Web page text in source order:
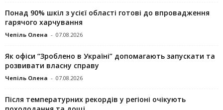
Понад 90% шкіл з усієї області готові до впровадження
гарячого харчування
Чепіль Олена - 07.08.2026
Як офіси “Зроблено в Україні” допомагають запускaти та
розвивати власну справу
Чепіль Олена - 07.08.2026
Після температурних рекордів у регіоні очікують